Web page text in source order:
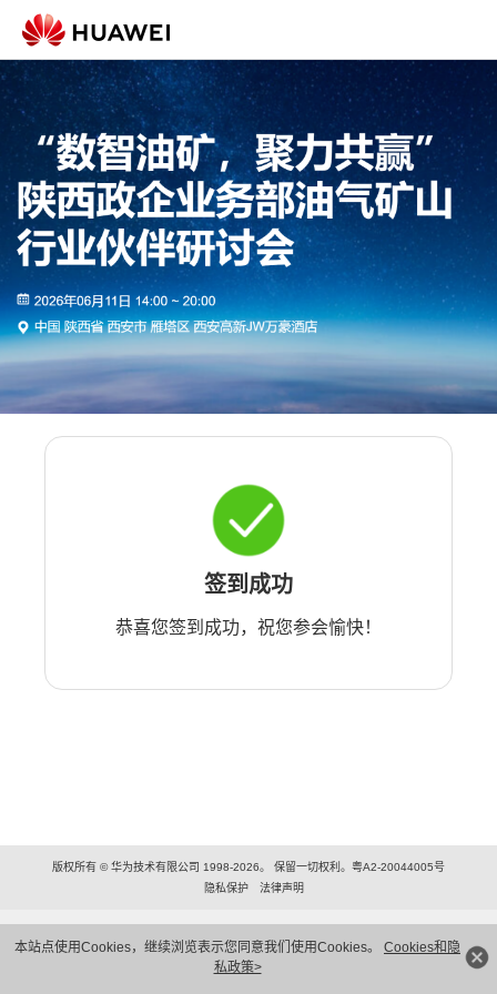
本站点使用Cookies，继续浏览表示您同意我们使用Cookies。 Cookies和隐
私政策>
签到成功
恭喜您签到成功，祝您参会愉快！
版权所有 © 华为技术有限公司 1998-2026。 保留一切权利。粤A2-20044005号
隐私保护
法律声明